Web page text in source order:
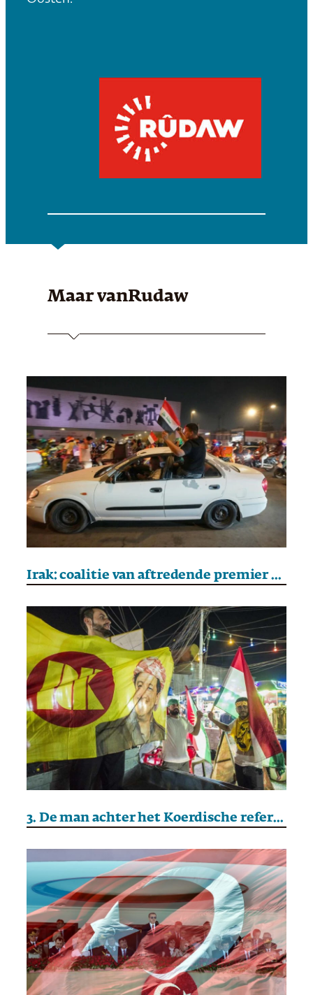
Maar vanRudaw
Irak: coalitie van aftredende premier Al-Soudani wint parlementsverkiezingen
3. De man achter het Koerdische referendum